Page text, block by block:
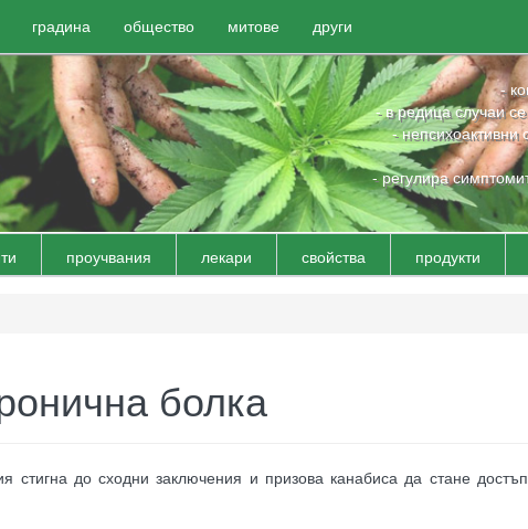
градина общество митове други
-
- в редица случаи
-
- регулира
проучвания лекари свойства продукти
болка
стигна до сходни заключения и призова канабиса да стане